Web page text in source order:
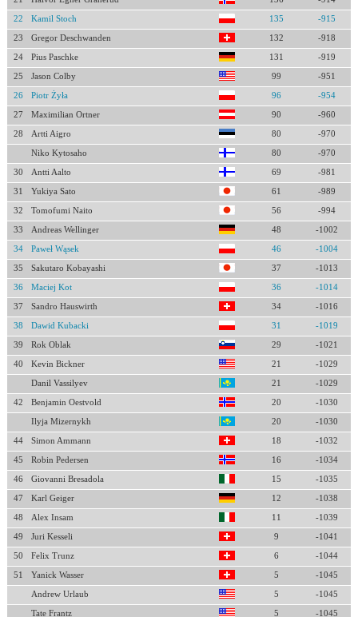
22 Kamil Stoch 135 -915
23 Gregor Deschwanden 132 -918
24 Pius Paschke 131 -919
25 Jason Colby 99 -951
26 Piotr Żyła 96 -954
27 Maximilian Ortner 90 -960
28 Artti Aigro 80 -970
Niko Kytosaho 80 -970
30 Antti Aalto 69 -981
31 Yukiya Sato 61 -989
32 Tomofumi Naito 56 -994
33 Andreas Wellinger 48 -1002
34 Paweł Wąsek 46 -1004
35 Sakutaro Kobayashi 37 -1013
36 Maciej Kot 36 -1014
37 Sandro Hauswirth 34 -1016
38 Dawid Kubacki 31 -1019
39 Rok Oblak 29 -1021
40 Kevin Bickner 21 -1029
Danil Vassilyev 21 -1029
42 Benjamin Oestvold 20 -1030
Ilyja Mizernykh 20 -1030
44 Simon Ammann 18 -1032
45 Robin Pedersen 16 -1034
46 Giovanni Bresadola 15 -1035
47 Karl Geiger 12 -1038
48 Alex Insam 11 -1039
49 Juri Kesseli 9 -1041
50 Felix Trunz 6 -1044
51 Yanick Wasser 5 -1045
Andrew Urlaub 5 -1045
Tate Frantz 5 -1045